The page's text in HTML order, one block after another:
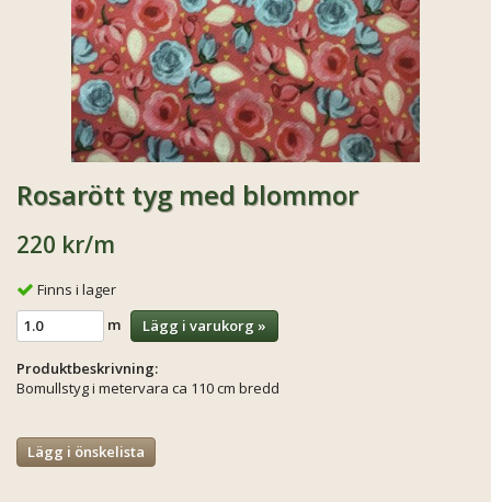
Rosarött tyg med blommor
220 kr/m
Finns i lager
m
Lägg i varukorg »
Produktbeskrivning:
Bomullstyg i metervara ca 110 cm bredd
Lägg i önskelista